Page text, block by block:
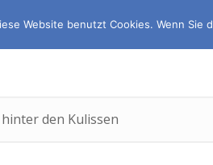
den Kulissen
Website benutzt Cookies. Wenn